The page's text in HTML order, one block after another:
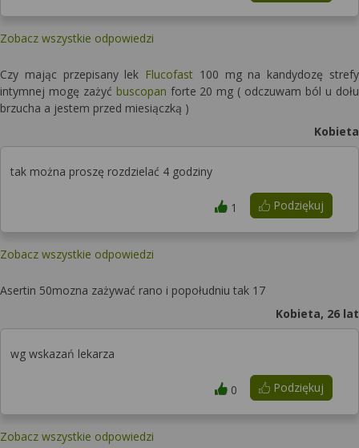
Zobacz wszystkie odpowiedzi
Czy mając przepisany lek Flucofast 100 mg na kandydozę strefy
intymnej mogę zażyć buscopan forte 20 mg ( odczuwam ból u dołu
brzucha a jestem przed miesiączką )
Kobieta
tak można proszę rozdzielać 4 godziny
Podziękuj
1
Zobacz wszystkie odpowiedzi
Asertin 50mozna zażywać rano i popołudniu tak 17
Kobieta, 26 lat
wg wskazań lekarza
Podziękuj
0
Zobacz wszystkie odpowiedzi